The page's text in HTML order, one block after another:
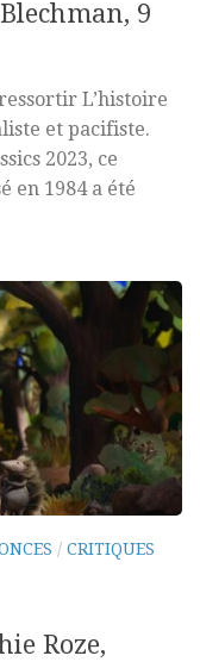
9
L’histoire
et pacifiste.
2023, ce
en 1984 a été
/ CRITIQUES
Roze,